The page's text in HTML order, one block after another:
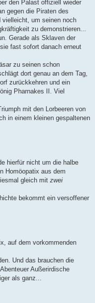
den Palast offiziell wieder
gegen die Piraten des
vielleicht, um seinen noch
zu demonstrieren...
Gerade als Sklaven der
fast sofort danach erneut
zu seinen schon
dort genau an dem Tag,
zurückkehren und ein
Pharnakes II. Viel
mit den Lorbeeren von
in einem kleinen gespaltenen
hierfür nicht um die halbe
Homöopatix aus dem
gleich mit zwei
bekommt ein versoffener
auf dem vorkommenden
Und das brauchen die
Außerirdische
als ganz...